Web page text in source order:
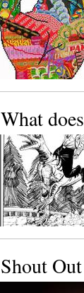
What
Shout